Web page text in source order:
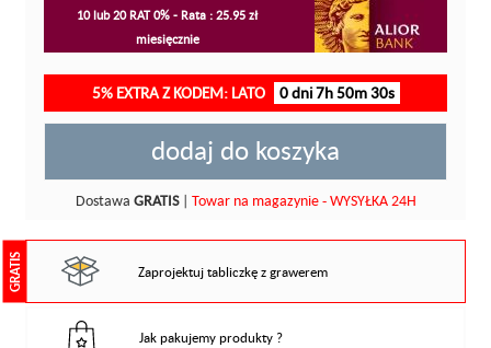
10 lub 20 RAT 0% - Rata : 25.95 zł
miesięcznie
5% EXTRA Z KODEM: LATO 0 dni 7h 50m 29s
dodaj do koszyka
Dostawa GRATIS| Towar na magazynie - WYSYŁKA 24H
GRATIS Zaprojektuj tabliczkę z grawerem
Jak pakujemy produkty ?